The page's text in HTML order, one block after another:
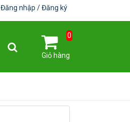
Đăng nhập Đăng ký
0
Giỏ hàng